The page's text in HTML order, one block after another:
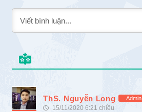
ThS. Nguyễn Long Admin
15/11/2020 6:21 chiều